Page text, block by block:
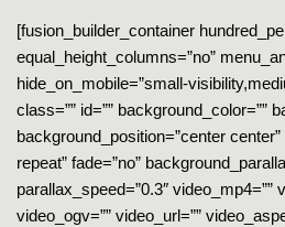
[fusion_builder_container
equal_height_columns=”no”
hide_on_mobile=”small-
class=”” id=”” background_color=””
background_position=”center
repeat” fade=”no”
parallax_speed=”0.3″ video_mp4=””
video_ogv=”” video_url=””